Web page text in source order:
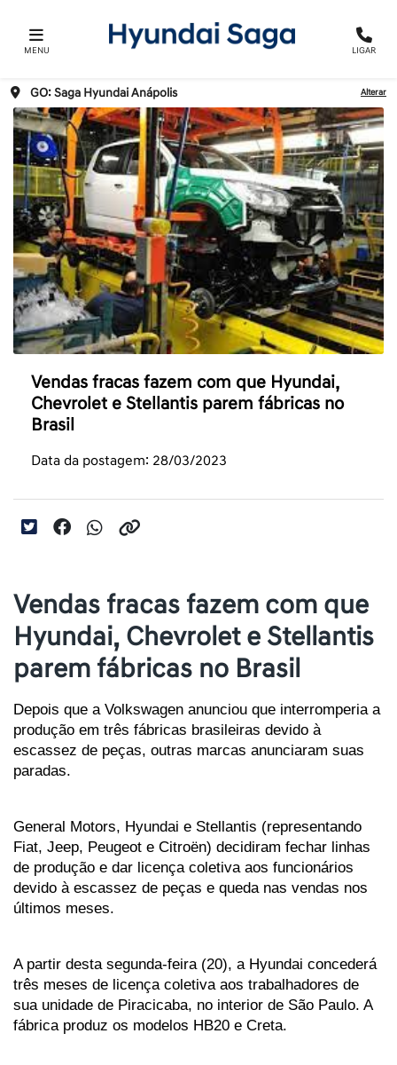
MENU LIGAR
GO: Saga Hyundai Anápolis Alterar
Vendas fracas fazem com que Hyundai,
Chevrolet e Stellantis parem fábricas no
Brasil
Data da postagem: 28/03/2023
Vendas fracas fazem com que
Hyundai, Chevrolet e Stellantis
parem fábricas no Brasil
Depois que a Volkswagen anunciou que interromperia a
produção em três fábricas brasileiras devido à
escassez de peças, outras marcas anunciaram suas
paradas.
General Motors, Hyundai e Stellantis (representando
Fiat, Jeep, Peugeot e Citroën) decidiram fechar linhas
de produção e dar licença coletiva aos funcionários
devido à escassez de peças e queda nas vendas nos
últimos meses.
A partir desta segunda-feira (20), a Hyundai concederá
três meses de licença coletiva aos trabalhadores de
sua unidade de Piracicaba, no interior de São Paulo. A
fábrica produz os modelos HB20 e Creta.